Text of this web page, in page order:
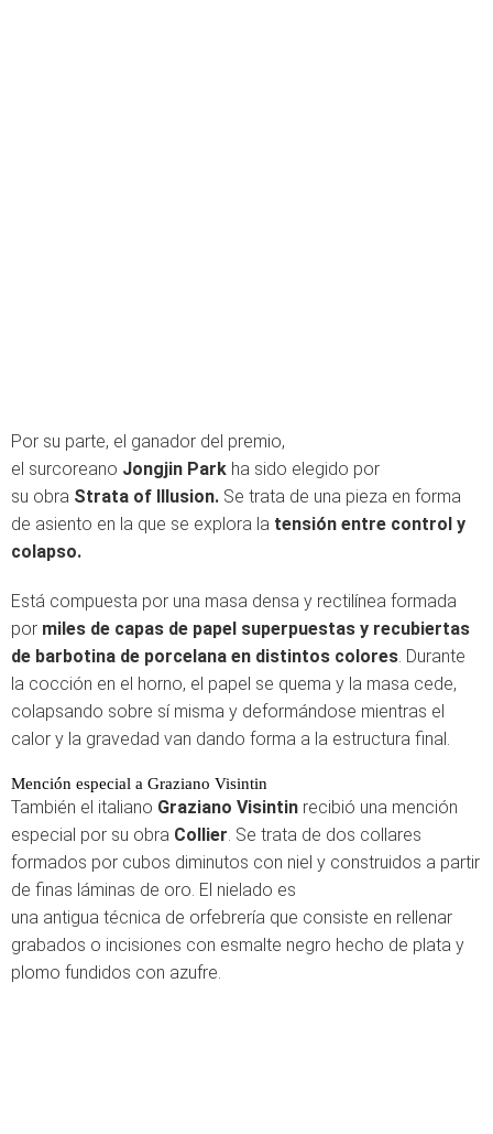
Por su parte, el ganador del premio,
el surcoreano Jongjin Park ha sido elegido por
su obra Strata of Illusion. Se trata de una pieza en forma
de asiento en la que se explora la tensión entre control y
colapso.
Está compuesta por una masa densa y rectilínea formada
por miles de capas de papel superpuestas y recubiertas
de barbotina de porcelana en distintos colores. Durante
la cocción en el horno, el papel se quema y la masa cede,
colapsando sobre sí misma y deformándose mientras el
calor y la gravedad van dando forma a la estructura final.
Mención especial a Graziano Visintin
También el italiano Graziano Visintin recibió una mención
especial por su obra Collier. Se trata de dos collares
formados por cubos diminutos con niel y construidos a partir
de finas láminas de oro. El nielado es
una antigua técnica de orfebrería que consiste en rellenar
grabados o incisiones con esmalte negro hecho de plata y
plomo fundidos con azufre.